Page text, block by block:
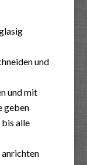
und
und mit
geben
alle
anrichten